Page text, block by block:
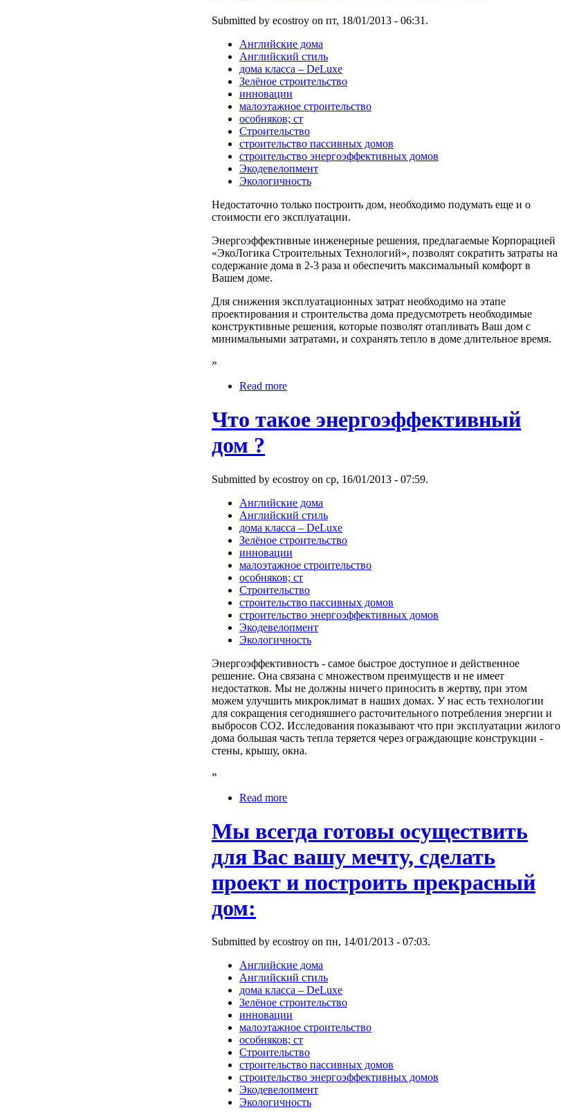
Submitted by ecostroy on пт, 18/01/2013 - 06:31.
Английские дома
Английский стиль
дома класса – DeLuxe
Зелёное строительство
инновации
малоэтажное строительство
особняков; ст
Строительство
строительство пассивных домов
строительство энергоэффективных домов
Экодевелопмент
Экологичность
Недостаточно только построить дом, необходимо подумать еще и о
стоимости его эксплуатации.
Энергоэффективные инженерные решения, предлагаемые Корпорацией
«ЭкоЛогика Строительных Технологий», позволят сократить затраты на
содержание дома в 2-3 раза и обеспечить максимальный комфорт в
Вашем доме.
Для снижения эксплуатационных затрат необходимо на этапе
проектирования и строительства дома предусмотреть необходимые
конструктивные решения, которые позволят отапливать Ваш дом с
минимальными затратами, и сохранять тепло в доме длительное время.
»
Read more
Что такое энергоэффективный
дом ?
Submitted by ecostroy on ср, 16/01/2013 - 07:59.
Английские дома
Английский стиль
дома класса – DeLuxe
Зелёное строительство
инновации
малоэтажное строительство
особняков; ст
Строительство
строительство пассивных домов
строительство энергоэффективных домов
Экодевелопмент
Экологичность
Энергоэффективностъ - самое быстрое доступное и действенное
решение. Она связана с множеством преимуществ и не имеет
недостатков. Мы не должны ничего приносить в жертву, при этом
можем улучшить микроклимат в наших домах. У нас есть технологии
для сокращения сегодняшнего расточительного потребления энергии и
выбросов СО2. Исследования показывают что при эксплуатации жилого
дома большая часть тепла теряется через ограждающие конструкции -
стены, крышу, окна.
»
Read more
Мы всегда готовы осуществить
для Вас вашу мечту, сделать
проект и построить прекрасный
дом:
Submitted by ecostroy on пн, 14/01/2013 - 07:03.
Английские дома
Английский стиль
дома класса – DeLuxe
Зелёное строительство
инновации
малоэтажное строительство
особняков; ст
Строительство
строительство пассивных домов
строительство энергоэффективных домов
Экодевелопмент
Экологичность